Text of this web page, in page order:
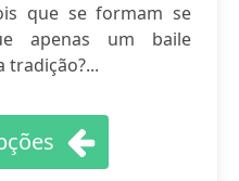
que se formam se
apenas um baile
tradição?...